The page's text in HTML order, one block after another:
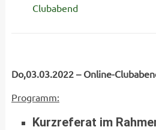
Clubabend
Do,03.03.2022 – Online-
Programm:
Kurzreferat im